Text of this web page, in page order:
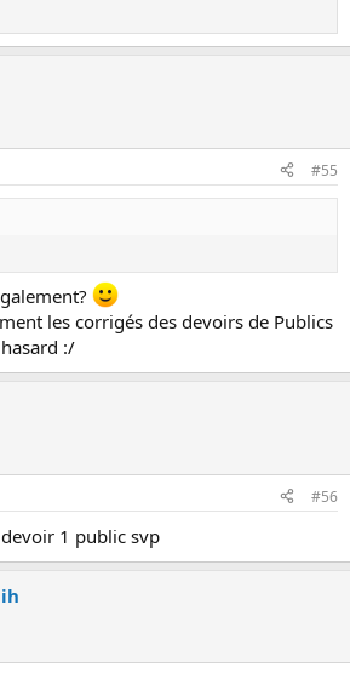
#55
les corrigés des devoirs de Publics
:/
#56
1 public svp